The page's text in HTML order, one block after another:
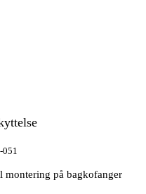
montering på bagkofanger